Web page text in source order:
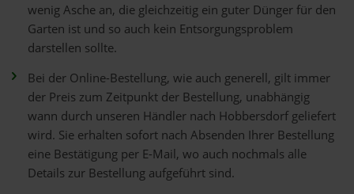
wenig Asche an, die gleichzeitig ein guter Dünger für den
Garten ist und so auch kein Entsorgungsproblem
darstellen sollte.
Bei der Online-Bestellung, wie auch generell, gilt immer
der Preis zum Zeitpunkt der Bestellung, unabhängig
wann durch unseren Händler nach Hobbersdorf geliefert
wird. Sie erhalten sofort nach Absenden Ihrer Bestellung
eine Bestätigung per E-Mail, wo auch nochmals alle
Details zur Bestellung aufgeführt sind.